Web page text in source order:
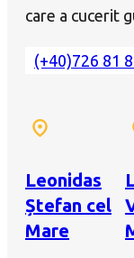
care a cucerit
(+40)726 81
Leonidas
Ștefan cel
Mare